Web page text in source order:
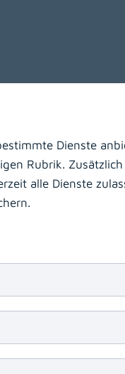
Dienste
Rubrik.
alle Dienste